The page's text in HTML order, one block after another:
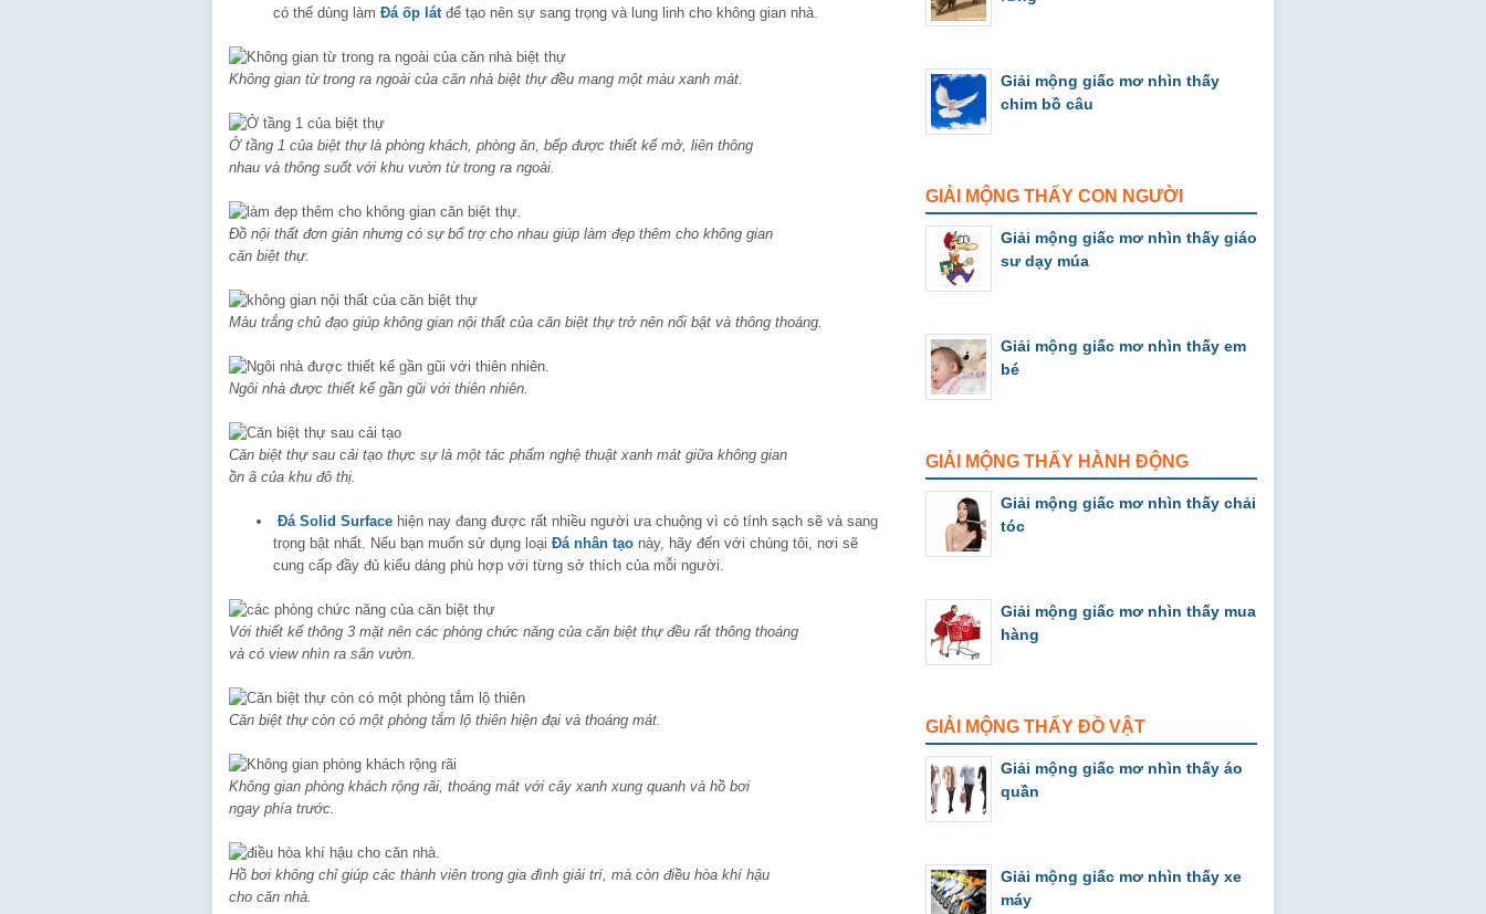
có thể dùng làm Đá ốp lát để tạo nên sự sang trọng và lung linh cho không gian nhà.
Không gian từ trong ra ngoài của căn nhà biệt thự đều mang một màu xanh mát.
Ở tầng 1 của biệt thự là phòng khách, phòng ăn, bếp được thiết kế mở, liên thông
nhau và thông suốt với khu vườn từ trong ra ngoài.
Đồ nội thất đơn giản nhưng có sự bổ trợ cho nhau giúp làm đẹp thêm cho không gian
căn biệt thự.
Màu trắng chủ đạo giúp không gian nội thất của căn biệt thự trở nên nổi bật và thông thoáng.
Ngôi nhà được thiết kế gần gũi với thiên nhiên.
Căn biệt thự sau cải tạo thực sự là một tác phẩm nghệ thuật xanh mát giữa không gian
ồn ã của khu đô thị.
Đá Solid Surface hiện nay đang được rất nhiều người ưa chuộng vì có tính sạch sẽ và sang
trọng bật nhất. Nếu bạn muốn sử dụng loại Đá nhân tạo này, hãy đến với chúng tôi, nơi sẽ
cung cấp đầy đủ kiểu dáng phù hợp với từng sở thích của mỗi người.
Với thiết kế thông 3 mặt nên các phòng chức năng của căn biệt thự đều rất thông thoáng
và có view nhìn ra sân vườn.
Căn biệt thự còn có một phòng tắm lộ thiên hiện đại và thoáng mát.
Không gian phòng khách rộng rãi, thoáng mát với cây xanh xung quanh và hồ bơi
ngay phía trước.
Hồ bơi không chỉ giúp các thành viên trong gia đình giải trí, mà còn điều hòa khí hậu
cho căn nhà.
Giải mộng giấc mơ nhìn thấy
chim bồ câu
GIẢI MỘNG THẤY CON NGƯỜI
Giải mộng giấc mơ nhìn thấy giáo
sư dạy múa
Giải mộng giấc mơ nhìn thấy em
bé
GIẢI MỘNG THẤY HÀNH ĐỘNG
Giải mộng giấc mơ nhìn thấy chải
tóc
Giải mộng giấc mơ nhìn thấy mua
hàng
GIẢI MỘNG THẤY ĐỒ VẬT
Giải mộng giấc mơ nhìn thấy áo
quần
Giải mộng giấc mơ nhìn thấy xe
máy